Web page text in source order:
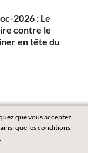
2026 : Le
contre le
en tête du
que vous acceptez
que les conditions